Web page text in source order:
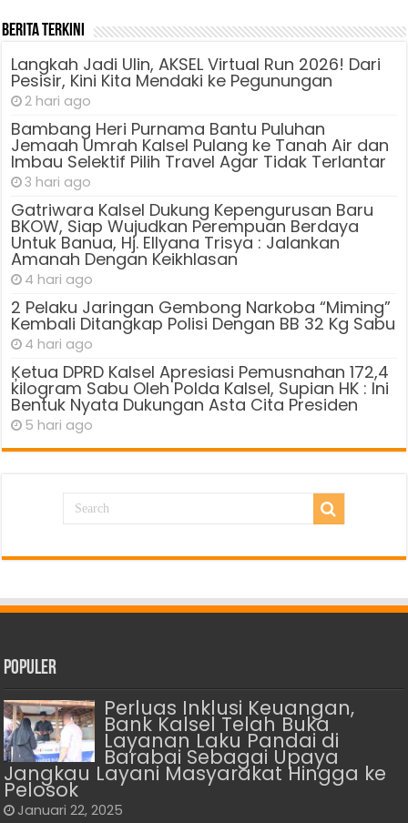
Berita Terkini
Langkah Jadi Ulin, AKSEL Virtual Run 2026! Dari
Pesisir, Kini Kita Mendaki ke Pegunungan
2 hari ago
Bambang Heri Purnama Bantu Puluhan
Jemaah Umrah Kalsel Pulang ke Tanah Air dan
Imbau Selektif Pilih Travel Agar Tidak Terlantar
3 hari ago
Gatriwara Kalsel Dukung Kepengurusan Baru
BKOW, Siap Wujudkan Perempuan Berdaya
Untuk Banua, Hj. Ellyana Trisya : Jalankan
Amanah Dengan Keikhlasan
4 hari ago
2 Pelaku Jaringan Gembong Narkoba “Miming”
Kembali Ditangkap Polisi Dengan BB 32 Kg Sabu
4 hari ago
Ķetua DPRD Kalsel Apresiasi Pemusnahan 172,4
kilogram Sabu Oleh Polda Kalsel, Supian HK : Ini
Bentuk Nyata Dukungan Asta Cita Presiden
5 hari ago
Populer
Perluas Inklusi Keuangan,
Bank Kalsel Telah Buka
Layanan Laku Pandai di
Barabai Sebagai Upaya
Jangkau Layani Masyarakat Hingga ke
Pelosok
Januari 22, 2025